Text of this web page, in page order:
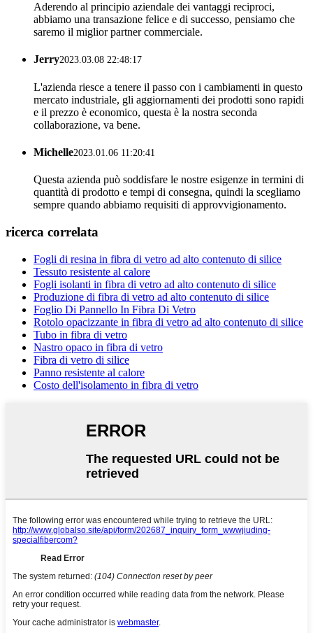
Aderendo al principio aziendale dei vantaggi reciproci,
abbiamo una transazione felice e di successo, pensiamo che
saremo il miglior partner commerciale.
Jerry2023.03.08 22:48:17
L'azienda riesce a tenere il passo con i cambiamenti in questo
mercato industriale, gli aggiornamenti dei prodotti sono rapidi
e il prezzo è economico, questa è la nostra seconda
collaborazione, va bene.
Michelle2023.01.06 11:20:41
Questa azienda può soddisfare le nostre esigenze in termini di
quantità di prodotto e tempi di consegna, quindi la scegliamo
sempre quando abbiamo requisiti di approvvigionamento.
ricerca correlata
Fogli di resina in fibra di vetro ad alto contenuto di silice
Tessuto resistente al calore
Fogli isolanti in fibra di vetro ad alto contenuto di silice
Produzione di fibra di vetro ad alto contenuto di silice
Foglio Di Pannello In Fibra Di Vetro
Rotolo opacizzante in fibra di vetro ad alto contenuto di silice
Tubo in fibra di vetro
Nastro opaco in fibra di vetro
Fibra di vetro di silice
Panno resistente al calore
Costo dell'isolamento in fibra di vetro